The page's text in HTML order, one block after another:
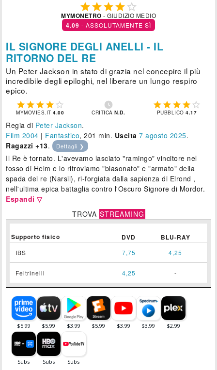
 
MYMONETRO - GIUDIZIO MEDIO
4.09 - ASSOLUTAMENTE SÌ
IL SIGNORE DEGLI ANELLI - IL
RITORNO DEL RE
Un Peter Jackson in stato di grazia nel concepire il più
incredibile degli epiloghi, nel liberare un lungo respiro
epico.
    
MYMOVIES.IT4.00

CRITICAN.D.
    
PUBBLICO4.17
Regia di Peter Jackson.
Film 2004 | Fantastico, 201 min. Uscita 7 agosto 2025.
Ragazzi +13. Dettagli ❯
Il Re è tornato. L'avevamo lasciato "ramingo" vincitore nel
fosso di Helm e lo ritroviamo "blasonato" e "armato" della
spada dei re (Narsil), ri-forgiata dalla sapienza di Elrond ,
nell'ultima epica battaglia contro l'Oscuro Signore di Mordor.
Espandi ▽
TROVA STREAMING
Supporto fisico DVD BLU-RAY
IBS 7,75 4,25
Feltrinelli 4,25 -